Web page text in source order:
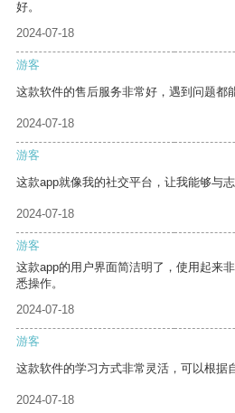
好。
2024-07-18
游客
这款软件的售后服务非常好，遇到问题都
2024-07-18
游客
这款app就像我的社交平台，让我能够与
2024-07-18
游客
这款app的用户界面简洁明了，使用起来
悉操作。
2024-07-18
游客
这款软件的学习方式非常灵活，可以根据
2024-07-18